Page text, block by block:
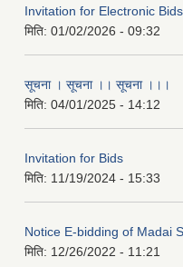
Invitation for Electronic Bids
मिति: 01/02/2026 - 09:32
सूचना । सूचना ।। सूचना ।।।
मिति: 04/01/2025 - 14:12
Invitation for Bids
मिति: 11/19/2024 - 15:33
Notice E-bidding of Madai
मिति: 12/26/2022 - 11:21